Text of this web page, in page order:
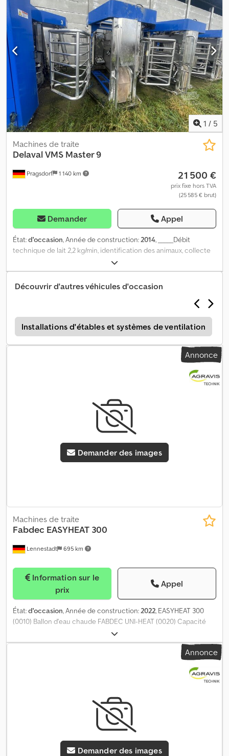
Posilactor 0100 16 kits de modernisation EasyPort 0110 SANS
pulsateurs 0120 SANS appareils de traite 0130 La salle de traite
est comme neuve et inutilisée ! 0140 La salle de traite n'a pas
encore été installée ! 0150 Pompe à vide RPS d'occasion
1 / 5
Pragsdorf 1 140 km
Machines de traite
DelavalVMS Master 9
21 500 €
prix fixe hors TVA
(25 585 € brut)
Demander Appel
État:d'occasion, Année de construction:2014, _____Débit
technique de lait 2,2 kg/min, identification des animaux, collecte
de données,, Lieu de stockage : client Dedsx A R A Espfx Apyjck
Découvrir d'autres véhicules d'occasion
Installations d'étables et systèmes de ventilation
Annonce
Demander des images
Lennestadt 695 km
Machines de traite
Fabdec EASYHEAT 300
prix
Appel
État:d'occasion, Année de construction:2022, EASYHEAT 300
(0010) Ballon d'eau chaude FABDEC UNI-HEAT (0020) Capacité
305 litres, conception en acier inoxydable, (0030) y compris
isolation. Dcjdpfx Apexppvwsyok
Annonce
Demander des images